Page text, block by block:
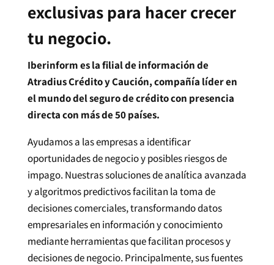
exclusivas para hacer crecer
tu negocio.
Iberinform es la filial de información de
Atradius Crédito y Caución, compañía líder en
el mundo del seguro de crédito con presencia
directa con más de 50 países.
Ayudamos a las empresas a identificar
oportunidades de negocio y posibles riesgos de
impago. Nuestras soluciones de analítica avanzada
y algoritmos predictivos facilitan la toma de
decisiones comerciales, transformando datos
empresariales en información y conocimiento
mediante herramientas que facilitan procesos y
decisiones de negocio. Principalmente, sus fuentes